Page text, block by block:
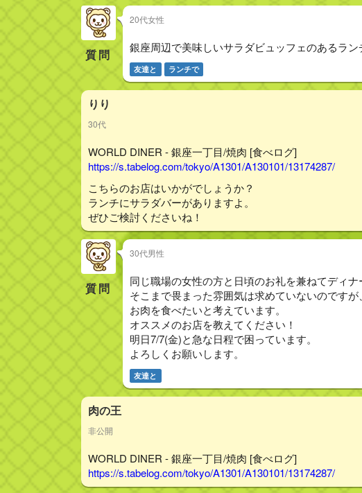
質問
20代女性
銀座周辺で美味しいサラダビュッフェのあるラン
友達と ランチで
りり
30代
WORLD DINER - 銀座一丁目/焼肉 [食べログ]
https://s.tabelog.com/tokyo/A1301/A130101/13174287/
こちらのお店はいかがでしょうか？
ランチにサラダバーがありますよ。
ぜひご検討くださいね！
質問
30代男性
同じ職場の女性の方と日頃のお礼を兼ねてディナ
そこまで畏まった雰囲気は求めていないのです
お肉を食べたいと考えています。
オススメのお店を教えてください！
明日7/7(金)と急な日程で困っています。
よろしくお願いします。
友達と
肉の王
非公開
WORLD DINER - 銀座一丁目/焼肉 [食べログ]
https://s.tabelog.com/tokyo/A1301/A130101/13174287/